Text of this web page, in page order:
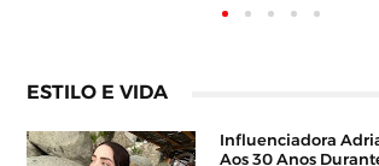
ESTILO E VIDA
Influenciadora
Aos 30 Anos